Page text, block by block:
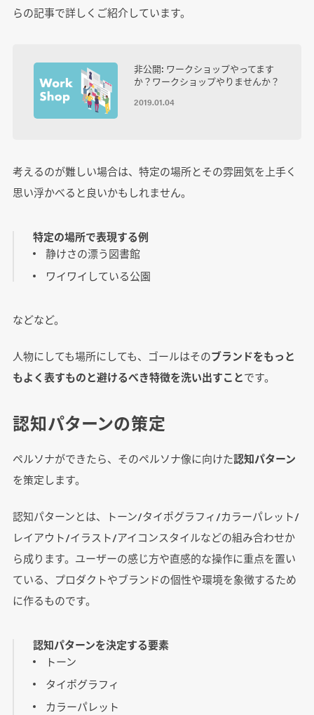
らの記事で詳しくご紹介しています。
非公開: ワークショップやってます
か？ワークショップやりませんか？
2019.01.04
考えるのが難しい場合は、特定の場所とその雰囲気を上手く
思い浮かべると良いかもしれません。
特定の場所で表現する例
静けさの漂う図書館
ワイワイしている公園
などなど。
人物にしても場所にしても、ゴールはそのブランドをもっと
もよく表すものと避けるべき特徴を洗い出すことです。
認知パターンの策定
ペルソナができたら、そのペルソナ像に向けた認知パターン
を策定します。
認知パターンとは、トーン/タイポグラフィ/カラーパレット/
レイアウト/イラスト/アイコンスタイルなどの組み合わせか
ら成ります。ユーザーの感じ方や直感的な操作に重点を置い
ている、プロダクトやブランドの個性や環境を象徴するため
に作るものです。
認知パターンを決定する要素
トーン
タイポグラフィ
カラーパレット